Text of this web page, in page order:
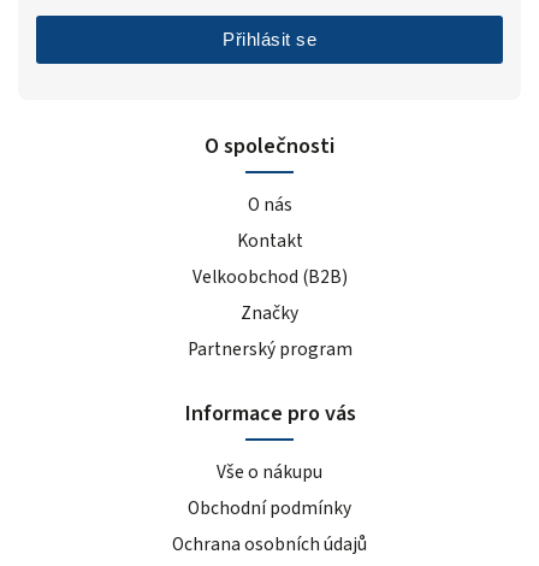
O společnosti
O nás
Kontakt
Velkoobchod (B2B)
Značky
Partnerský program
Informace pro vás
Vše o nákupu
Obchodní podmínky
Ochrana osobních údajů
Přihlásit se